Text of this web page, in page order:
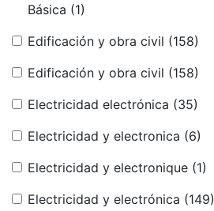
Básica (1)
Edificación y obra civil (158)
Edificación y obra civil (158)
Electricidad electrónica (35)
Electricidad y electronica (6)
Electricidad y electronique (1)
Electricidad y electrónica (149)